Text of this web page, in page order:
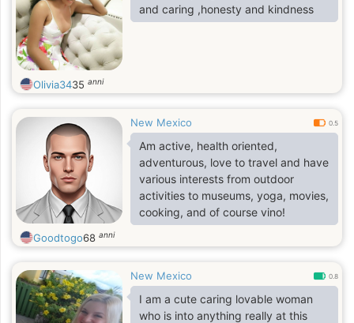
and caring ,honesty and kindness
Olivia3435 anni
New Mexico 0.5
Am active, health oriented,
adventurous, love to travel and have
various interests from outdoor
activities to museums, yoga, movies,
cooking, and of course vino!
Goodtogo68 anni
New Mexico 0.8
I am a cute caring lovable woman
who is into anything really at this